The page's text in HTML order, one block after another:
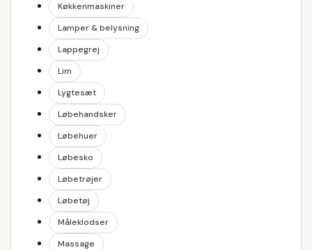
Køkkenmaskiner
Lamper & belysning
Lappegrej
Lim
Lygtesæt
Løbehandsker
Løbehuer
Løbesko
Løbetrøjer
Løbetøj
Måleklodser
Massage